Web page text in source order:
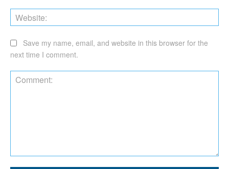
Save my name, email, and website in this browser for the
next time I comment.